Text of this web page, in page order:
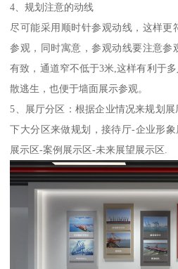
4、规划注意的动线
尽可能采用顺时针参观动线，这样更
参观，同时寓意，参观动线要注意参
有致，通道窄不低于3米,这样有利于
散逃生，也便于墙面展示参观。
5、展厅分区：根据企业情况来规划
下大分区来做规划，接待厅-企业形
展示区-案例展示区-未来展望展示区.